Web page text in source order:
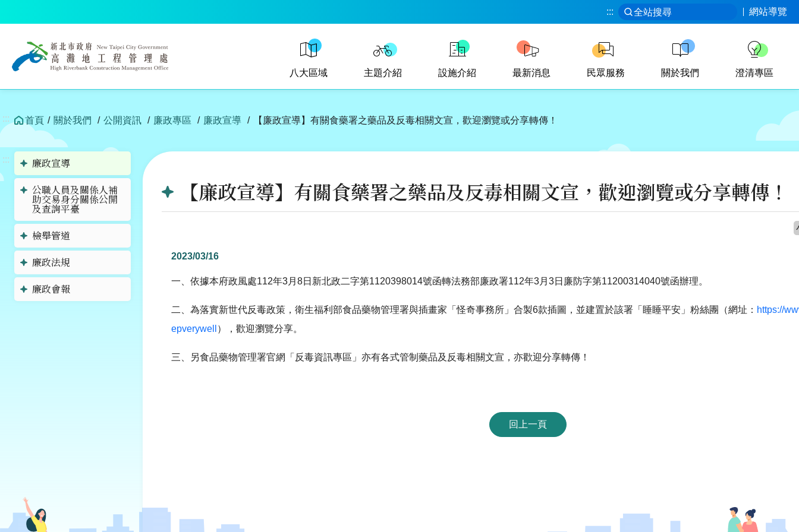
塊
::: 全站搜尋 網站導覽
八大區域 主題介紹 設施介紹 最新消息 民眾服務 關於我們 澄清專區
::: 首頁 關於我們 公開資訊 廉政專區 廉政宣導 【廉政宣導】有關食藥署之藥品及反毒相關文宣，歡迎瀏覽或分享轉傳！
:::
廉政宣導
公職人員及關係人補
助交易身分關係公開
及查詢平臺
檢舉管道
廉政法規
廉政會報
【廉政宣導】有關食藥署之藥品及反毒相關文宣，歡迎瀏覽或分享轉傳！
2023/03/16
一、依據本府政風處112年3月8日新北政二字第1120398014號函轉法務部廉政署112年3月3日廉防字第11200314040號函辦理。
二、為落實新世代反毒政策，衛生福利部食品藥物管理署與插畫家「怪奇事務所」合製6款插圖，並建置於該署「睡睡平安」粉絲團（網址： https://
epverywell ），歡迎瀏覽分享。
三、另食品藥物管理署官網「反毒資訊專區」亦有各式管制藥品及反毒相關文宣，亦歡迎分享轉傳！
回上一頁